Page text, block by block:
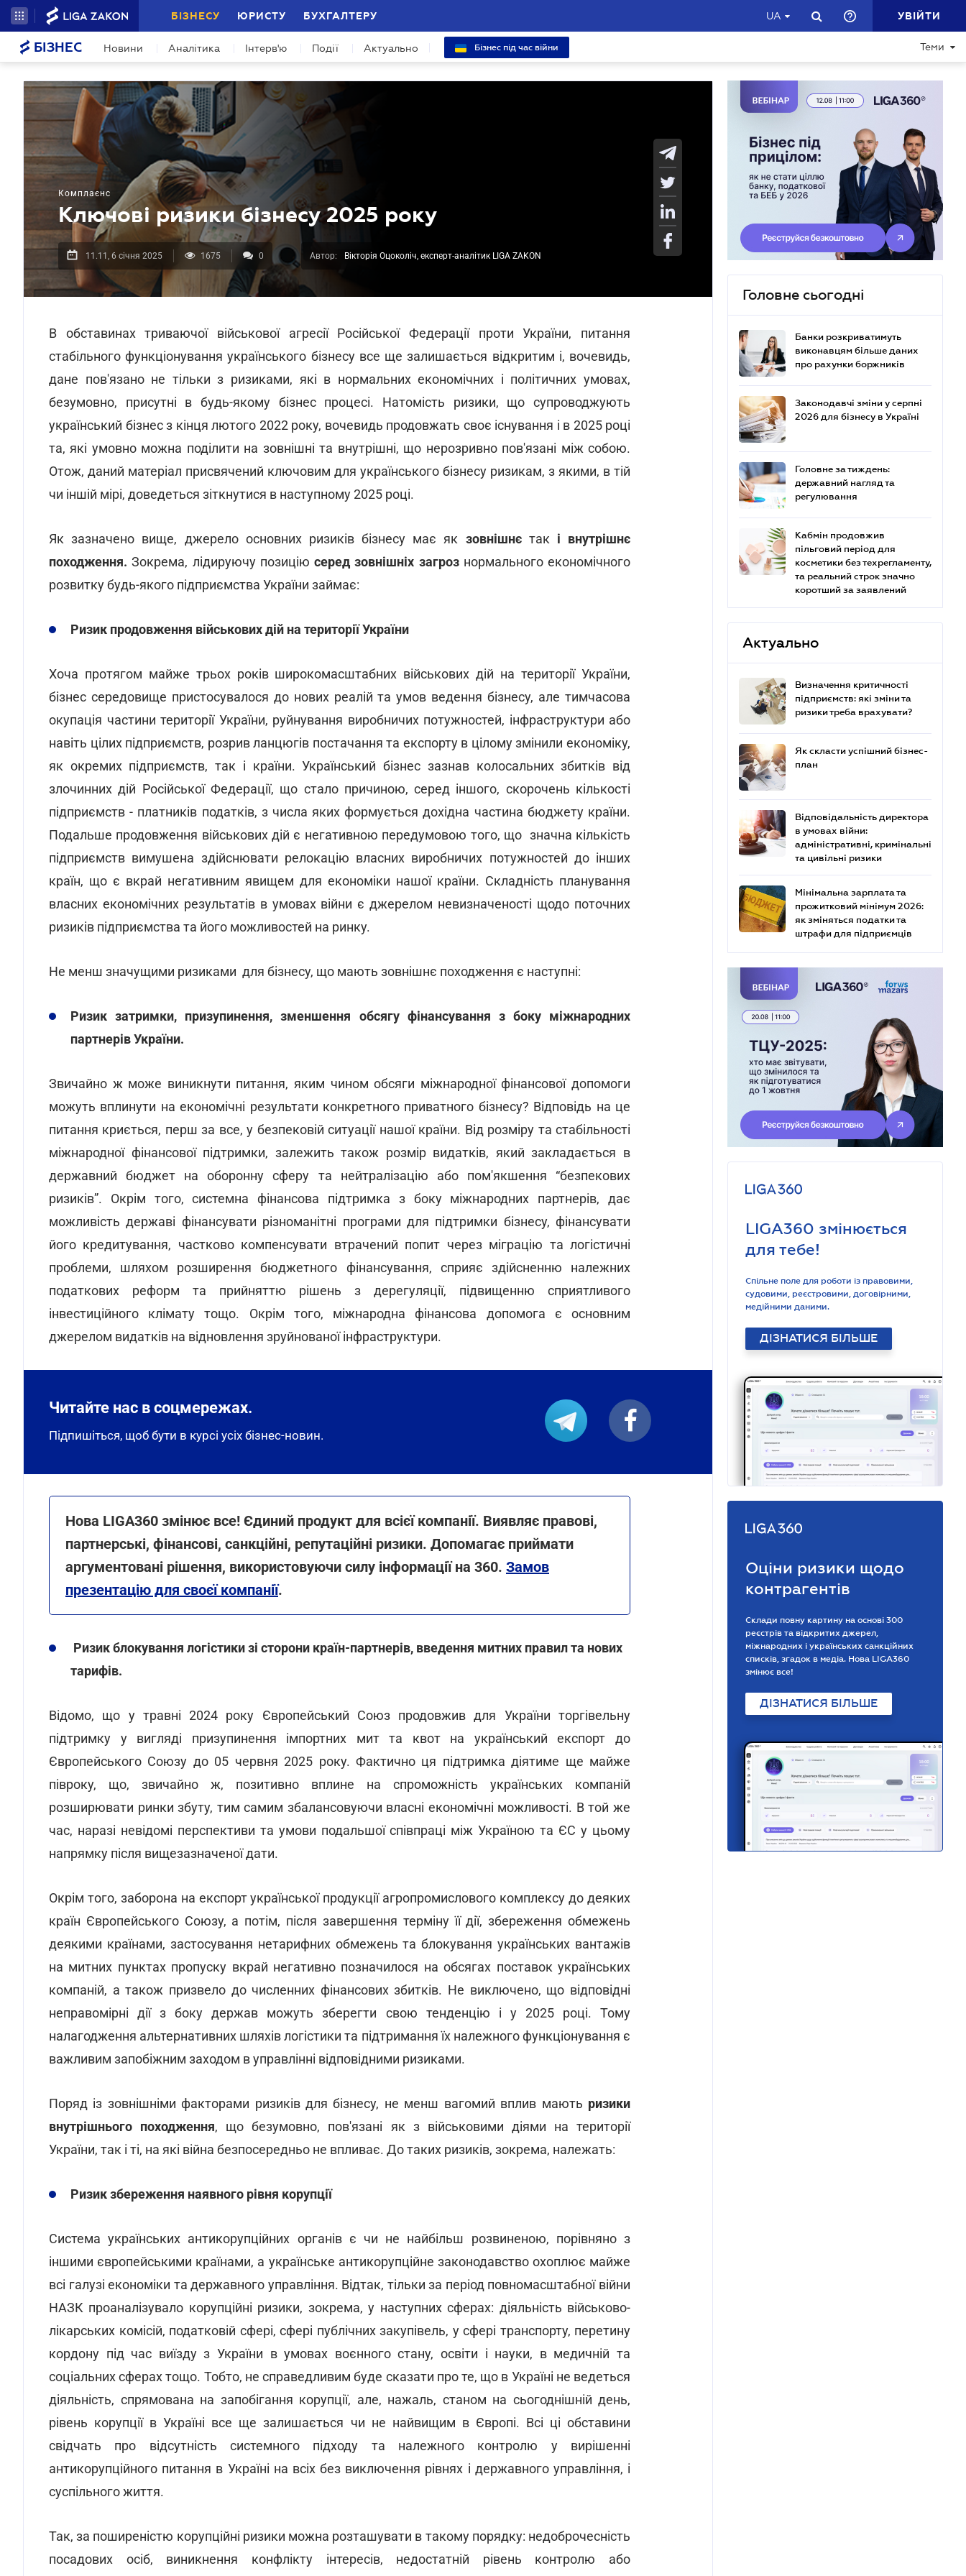
БІЗНЕСУ ЮРИСТУ БУХГАЛТЕРУ UA УВІЙТИ
БІЗНЕС Новини Аналітика Інтерв'ю Події Актуально Бізнес під час війни Теми
Комплаєнс
Ключові ризики бізнесу 2025 року
11.11, 6 січня 2025 1675 0 Автор: Вікторія Оцоколіч, експерт-аналітик LIGA ZAKON
В обставинах триваючої військової агресії Російської Федерації проти України, питання
стабільного функціонування українського бізнесу все ще залишається відкритим і, вочевидь,
дане пов'язано не тільки з ризиками, які в нормальних економічних і політичних умовах,
безумовно, присутні в будь-якому бізнес процесі. Натомість ризики, що супроводжують
український бізнес з кінця лютого 2022 року, вочевидь продовжать своє існування і в 2025 році
та, які умовно можна поділити на зовнішні та внутрішні, що нерозривно пов'язані між собою.
Отож, даний матеріал присвячений ключовим для українського бізнесу ризикам, з якими, в тій
чи іншій мірі, доведеться зіткнутися в наступному 2025 році.
Як зазначено вище, джерело основних ризиків бізнесу має як зовнішнєтак і внутрішнє
походження. Зокрема, лідируючу позицію серед зовнішніх загрознормального економічного
розвитку будь-якого підприємства України займає:
Ризик продовження військових дій на території України
Хоча протягом майже трьох років широкомасштабних військових дій на території України,
бізнес середовище пристосувалося до нових реалій та умов ведення бізнесу, але тимчасова
окупація частини території України, руйнування виробничих потужностей, інфраструктури або
навіть цілих підприємств, розрив ланцюгів постачання та експорту в цілому змінили економіку,
як окремих підприємств, так і країни. Український бізнес зазнав колосальних збитків від
злочинних дій Російської Федерації, що стало причиною, серед іншого, скорочень кількості
підприємств - платників податків, з числа яких формується дохідна частина бюджету країни.
Подальше продовження військових дій є негативною передумовою того, що значна кількість
підприємств вимушена здійснювати релокацію власних виробничих потужностей до інших
країн, що є вкрай негативним явищем для економіки нашої країни. Складність планування
власних економічних результатів в умовах війни є джерелом невизначеності щодо поточних
ризиків підприємства та його можливостей на ринку.
Не менш значущими ризиками для бізнесу, що мають зовнішнє походження є наступні:
Ризик затримки, призупинення, зменшення обсягу фінансування з боку міжнародних
партнерів України.
Звичайно ж може виникнути питання, яким чином обсяги міжнародної фінансової допомоги
можуть вплинути на економічні результати конкретного приватного бізнесу? Відповідь на це
питання криється, перш за все, у безпековій ситуації нашої країни. Від розміру та стабільності
міжнародної фінансової підтримки, залежить також розмір видатків, який закладається в
державний бюджет на оборонну сферу та нейтралізацію або пом'якшення “безпекових
ризиків”. Окрім того, системна фінансова підтримка з боку міжнародних партнерів, дає
можливість державі фінансувати різноманітні програми для підтримки бізнесу, фінансувати
його кредитування, частково компенсувати втрачений попит через міграцію та логістичні
проблеми, шляхом розширення бюджетного фінансування, сприяє здійсненню належних
податкових реформ та прийняттю рішень з дерегуляції, підвищенню сприятливого
інвестиційного клімату тощо. Окрім того, міжнародна фінансова допомога є основним
джерелом видатків на відновлення зруйнованої інфраструктури.
Читайте нас в соцмережах.
Підпишіться, щоб бути в курсі усіх бізнес-новин.
Нова LIGA360 змінює все! Єдиний продукт для всієї компанії. Виявляє правові,
партнерські, фінансові, санкційні, репутаційні ризики. Допомагає приймати
аргументовані рішення, використовуючи силу інформації на 360. Замов
презентацію для своєї компанії.
Ризик блокування логістики зі сторони країн-партнерів, введення митних правил та нових
тарифів.
Відомо, що у травні 2024 року Європейський Союз продовжив для України торгівельну
підтримку у вигляді призупинення імпортних мит та квот на український експорт до
Європейського Союзу до 05 червня 2025 року. Фактично ця підтримка діятиме ще майже
півроку, що, звичайно ж, позитивно вплине на спроможність українських компаній
розширювати ринки збуту, тим самим збалансовуючи власні економічні можливості. В той же
час, наразі невідомі перспективи та умови подальшої співпраці між Україною та ЄС у цьому
напрямку після вищезазначеної дати.
Окрім того, заборона на експорт української продукції агропромислового комплексу до деяких
країн Європейського Союзу, а потім, після завершення терміну її дії, збереження обмежень
деякими країнами, застосування нетарифних обмежень та блокування українських вантажів
на митних пунктах пропуску вкрай негативно позначилося на обсягах поставок українських
компаній, а також призвело до численних фінансових збитків. Не виключено, що відповідні
неправомірні дії з боку держав можуть зберегти свою тенденцію і у 2025 році. Тому
налагодження альтернативних шляхів логістики та підтримання їх належного функціонування є
важливим запобіжним заходом в управлінні відповідними ризиками.
Поряд із зовнішніми факторами ризиків для бізнесу, не менш вагомий вплив мають ризики
внутрішнього походження, що безумовно, пов'язані як з військовими діями на території
України, так і ті, на які війна безпосередньо не впливає. До таких ризиків, зокрема, належать:
Ризик збереження наявного рівня корупції
Система українських антикорупційних органів є чи не найбільш розвиненою, порівняно з
іншими європейськими країнами, а українське антикорупційне законодавство охоплює майже
всі галузі економіки та державного управління. Відтак, тільки за період повномасштабної війни
НАЗК проаналізувало корупційні ризики, зокрема, у наступних сферах: діяльність військово-
лікарських комісій, податковій сфері, сфері публічних закупівель, у сфері транспорту, перетину
кордону під час виїзду з України в умовах воєнного стану, освіти і науки, в медичній та
соціальних сферах тощо. Тобто, не справедливим буде сказати про те, що в Україні не ведеться
діяльність, спрямована на запобігання корупції, але, нажаль, станом на сьогоднішній день,
рівень корупції в Україні все ще залишається чи не найвищим в Європі. Всі ці обставини
свідчать про відсутність системного підходу та належного контролю у вирішенні
антикорупційного питання в Україні на всіх без виключення рівнях і державного управління, і
суспільного життя.
Так, за поширеністю корупційні ризики можна розташувати в такому порядку: недоброчесність
посадових осіб, виникнення конфлікту інтересів, недостатній рівень контролю або
Головне сьогодні
Банки розкриватимуть
виконавцям більше даних
про рахунки боржників
Законодавчі зміни у серпні
2026 для бізнесу в Україні
Головне за тиждень:
державний нагляд та
регулювання
Кабмін продовжив
пільговий період для
косметики без техрегламенту,
та реальний строк значно
коротший за заявлений
Актуально
Визначення критичності
підприємств: які зміни та
ризики треба врахувати?
Як скласти успішний бізнес-
план
Відповідальність директора
в умовах війни:
адміністративні, кримінальні
та цивільні ризики
Мінімальна зарплата та
прожитковий мінімум 2026:
як зміняться податки та
штрафи для підприємців
LIGA360 змінюється
для тебе!
Спільне поле для роботи із правовими,
судовими, реєстровими, договірними,
медійними даними.
ДІЗНАТИСЯ БІЛЬШЕ
Оціни ризики щодо
контрагентів
Склади повну картину на основі 300
реєстрів та відкритих джерел,
міжнародних і українських санкційних
списків, згадок в медіа. Нова LIGA360
змінює все!
ДІЗНАТИСЯ БІЛЬШЕ